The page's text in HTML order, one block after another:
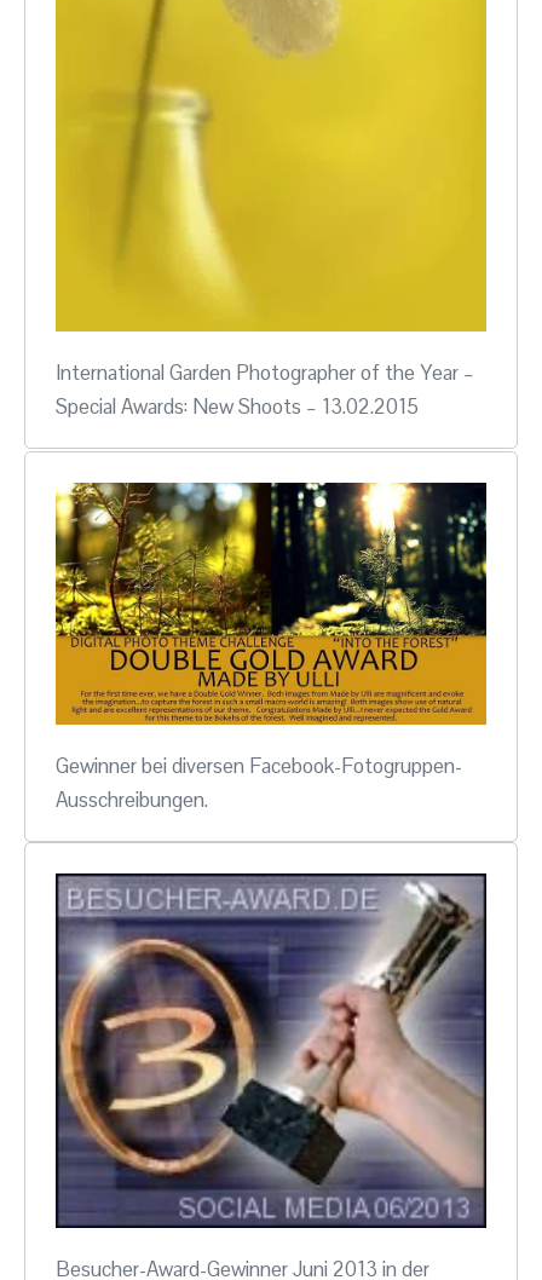
International Garden Photographer of the Year –
Special Awards: New Shoots – 13.02.2015
Gewinner bei diversen Facebook-Fotogruppen-
Ausschreibungen.
Besucher-Award-Gewinner Juni 2013 in der